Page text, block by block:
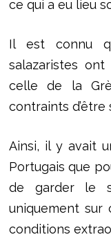
ce qui a eu lieu
Il est connu
salazaristes
celle de la
contraints
Ainsi, il y avait
Portugais que
de garder le
uniquement sur
conditions